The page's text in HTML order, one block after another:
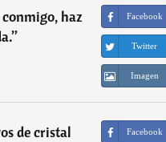
haz
”
Facebook
Twitter
Imagen
de cristal
Facebook